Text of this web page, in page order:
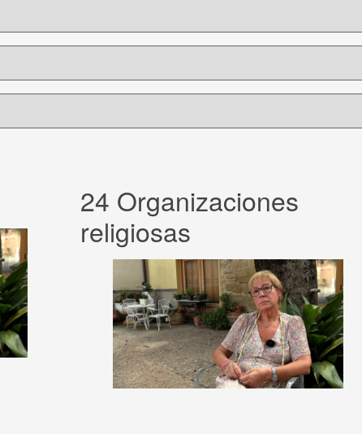
24 Organizaciones
religiosas